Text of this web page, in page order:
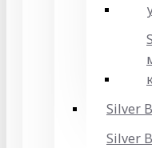
Silver
Silver